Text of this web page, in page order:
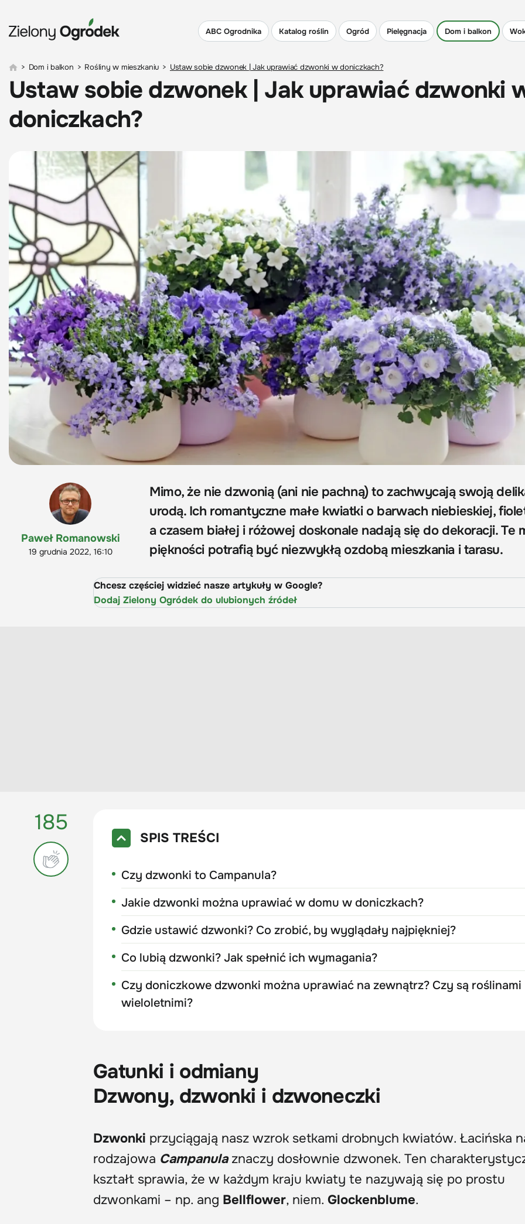
ABC Ogrodnika Katalog roślin Ogród Pielęgnacja Dom i balkon
> Dom i balkon > Rośliny w mieszkaniu > Ustaw sobie dzwonek | Jak uprawiać dzwonki w doniczkach?
Ustaw sobie dzwonek | Jak uprawiać dzwonki
doniczkach?
Paweł Romanowski
19 grudnia 2022, 16:10
Mimo, że nie dzwonią (ani nie pachną) to zachwycają swoją
urodą. Ich romantyczne małe kwiatki o barwach niebieskiej,
a czasem białej i różowej doskonale nadają się do dekoracji. Te
piękności potrafią być niezwykłą ozdobą mieszkania i tarasu.
Chcesz częściej widzieć nasze artykuły w Google?
Dodaj Zielony Ogródek do ulubionych źródeł
185
SPIS TREŚCI
Czy dzwonki to Campanula?
Jakie dzwonki można uprawiać w domu w doniczkach?
Gdzie ustawić dzwonki? Co zrobić, by wyglądały najpiękniej?
Co lubią dzwonki? Jak spełnić ich wymagania?
Czy doniczkowe dzwonki można uprawiać na zewnątrz? Czy są roślinami
wieloletnimi?
Gatunki i odmiany
Dzwony, dzwonki i dzwoneczki
Dzwonki przyciągają nasz wzrok setkami drobnych kwiatów. Łacińska
rodzajowa Campanula znaczy dosłownie dzwonek. Ten
kształt sprawia, że w każdym kraju kwiaty te nazywają się po prostu
dzwonkami – np. ang Bellflower, niem. Glockenblume.